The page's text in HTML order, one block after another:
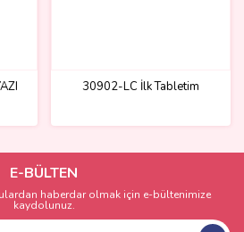
30902-LC İlk Tabletim
E-BÜLTEN
haberdar olmak için e-bültenimize
kaydolunuz.